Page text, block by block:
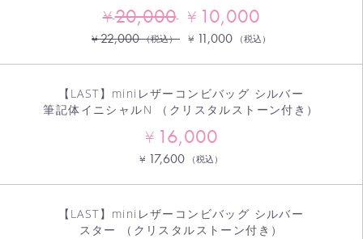
¥20,000 ¥ 10,000
¥22,000 （税込） ¥ 11,000 （税込）
【LAST】miniレザーコンビバッグ シルバー
筆記体イニシャルN （クリスタルストーン付き）
¥ 16,000
¥ 17,600 （税込）
【LAST】miniレザーコンビバッグ シルバー
スター （クリスタルストーン付き）